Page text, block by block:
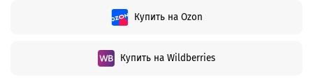
Купить на Ozon
Купить на Wildberries